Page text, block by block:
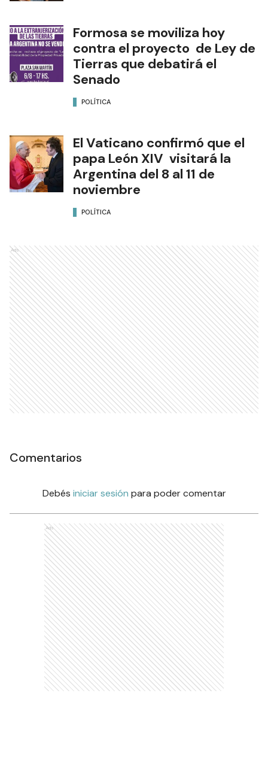
Formosa se moviliza hoy
contra el proyecto de Ley de
Tierras que debatirá el
Senado
POLÍTICA
El Vaticano confirmó que el
papa León XIV visitará la
Argentina del 8 al 11 de
noviembre
POLÍTICA
Ads
Comentarios
Debés iniciar sesión para poder comentar
Ads